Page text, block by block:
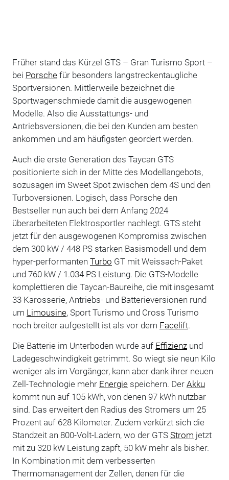
Früher stand das Kürzel GTS – Gran Turismo Sport –
bei Porschefür besonders langstreckentaugliche
Sportversionen. Mittlerweile bezeichnet die
Sportwagenschmiede damit die ausgewogenen
Modelle. Also die Ausstattungs- und
Antriebsversionen, die bei den Kunden am besten
ankommen und am häufigsten geordert werden.
Auch die erste Generation des Taycan GTS
positionierte sich in der Mitte des Modellangebots,
sozusagen im Sweet Spot zwischen dem 4S und den
Turboversionen. Logisch, dass Porsche den
Bestseller nun auch bei dem Anfang 2024
überarbeiteten Elektrosportler nachlegt. GTS steht
jetzt für den ausgewogenen Kompromiss zwischen
dem 300 kW / 448 PS starken Basismodell und dem
hyper-performanten Turbo GT mit Weissach-Paket
und 760 kW / 1.034 PS Leistung. Die GTS-Modelle
komplettieren die Taycan-Baureihe, die mit insgesamt
33 Karosserie, Antriebs- und Batterieversionen rund
um Limousine, Sport Turismo und Cross Turismo
noch breiter aufgestellt ist als vor dem Facelift.
Die Batterie im Unterboden wurde auf Effizienzund
Ladegeschwindigkeit getrimmt. So wiegt sie neun Kilo
weniger als im Vorgänger, kann aber dank ihrer neuen
Zell-Technologie mehr Energiespeichern. Der Akku
kommt nun auf 105 kWh, von denen 97 kWh nutzbar
sind. Das erweitert den Radius des Stromers um 25
Prozent auf 628 Kilometer. Zudem verkürzt sich die
Standzeit an 800-Volt-Ladern, wo der GTS Strom jetzt
mit zu 320 kW Leistung zapft, 50 kW mehr als bisher.
In Kombination mit dem verbesserten
Thermomanagement der Zellen, denen für die